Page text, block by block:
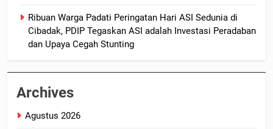
Ribuan Warga Padati Peringatan Hari ASI Sedunia di
Cibadak, PDIP Tegaskan ASI adalah Investasi Peradaban
dan Upaya Cegah Stunting
Archives
Agustus 2026